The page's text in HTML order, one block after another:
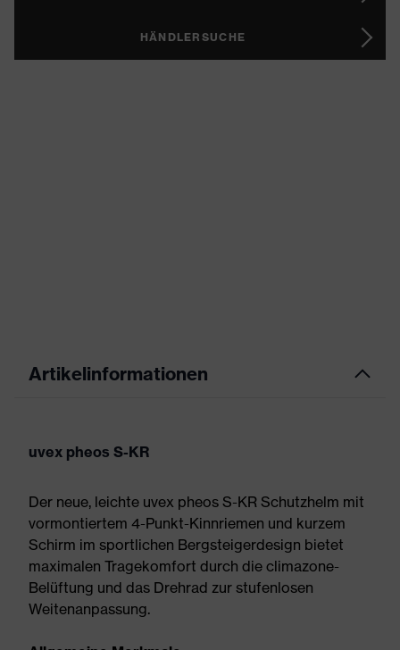
HÄNDLERSUCHE
Artikelinformationen
uvex pheos S-KR
Der neue, leichte uvex pheos S-KR Schutzhelm mit
vormontiertem 4-Punkt-Kinnriemen und kurzem
Schirm im sportlichen Bergsteigerdesign bietet
maximalen Tragekomfort durch die climazone-
Belüftung und das Drehrad zur stufenlosen
Weitenanpassung.